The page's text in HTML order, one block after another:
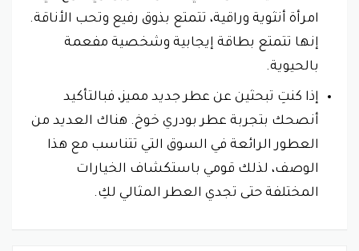
امرأة أنثوية وراقية، تتمتع بذوق رفيع وتحب الأناقة.
إنها تتمتع بطاقة إيجابية وشخصية مفعمة
بالحيوية.
إذا كنتِ تبحثين عن عطر جديد مميز، فبالتأكيد
أنصحك بتجربة عطر بودري خوخ. هناك العديد من
العطور الرائعة في السوق التي تتناسب مع هذا
الوصف، لذلك قومي باستكشاف الخيارات
المختلفة حتى تجدي العطر المثالي لكِ.